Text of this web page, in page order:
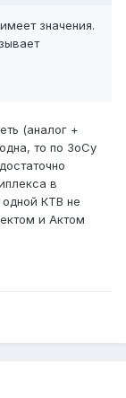
значения.
(аналог +
то по ЗоСу
в
одной КТВ не
и Актом